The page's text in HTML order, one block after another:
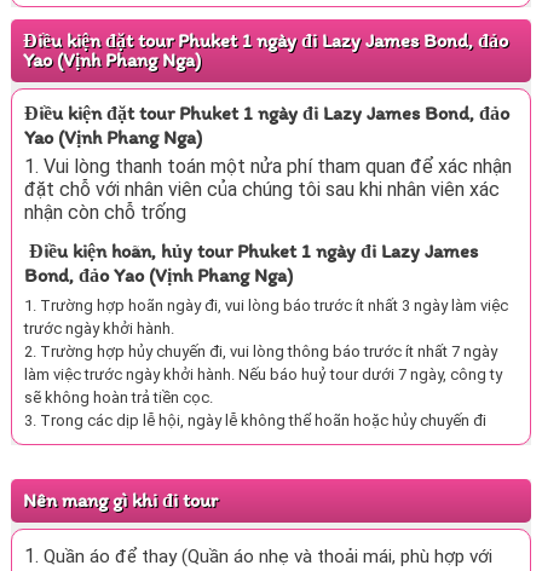
Điều kiện đặt tour Phuket 1 ngày đi Lazy James Bond, đảo
Yao (Vịnh Phang Nga)
Điều kiện đặt tour Phuket 1 ngày đi Lazy James Bond, đảo
Yao (Vịnh Phang Nga)
1. Vui lòng thanh toán một nửa phí tham quan để xác nhận
đặt chỗ với nhân viên của chúng tôi sau khi nhân viên xác
nhận còn chỗ trống
Điều kiện hoãn, hủy tour Phuket 1 ngày đi Lazy James
Bond, đảo Yao (Vịnh Phang Nga)
1. Trường hợp hoãn ngày đi, vui lòng báo trước ít nhất 3 ngày làm việc
trước ngày khởi hành.
2. Trường hợp hủy chuyến đi, vui lòng thông báo trước ít nhất 7 ngày
làm việc trước ngày khởi hành. Nếu báo huỷ tour dưới 7 ngày, công ty
sẽ không hoàn trả tiền cọc.
3. Trong các dịp lễ hội, ngày lễ không thể hoãn hoặc hủy chuyến đi
Nên mang gì khi đi tour
1.Quần áo để thay (Quần áo nhẹ và thoải mái, phù hợp với